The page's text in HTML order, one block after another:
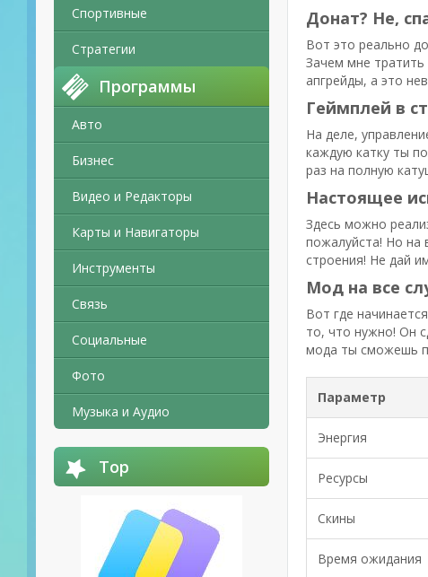
Спортивные
Стратегии
Программы
Авто
Бизнес
Видео и Редакторы
Карты и Навигаторы
Инструменты
Связь
Социальные
Фото
Музыка и Аудио
Top
Донат? Не,
Вот это реально
Зачем мне тратить
апгрейды, а это
Геймплей в
На деле,
каждую катку ты
раз на полную
Настоящее
Здесь можно
пожалуйста! Но на
строения! Не дай
Мод на все
Вот где
то, что нужно! Он
мода ты сможешь
Параметр
Энергия
Ресурсы
Скины
Время ожидания